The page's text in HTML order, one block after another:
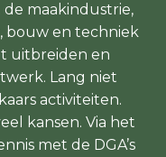
maakindustrie,
bouw en techniek
uitbreiden en
Lang niet
activiteiten.
kansen. Via het
met de DGA’s